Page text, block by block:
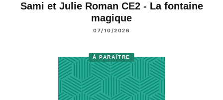
Sami et Julie Roman CE2 - La fontaine
magique
07/10/2026
À PARAÎTRE